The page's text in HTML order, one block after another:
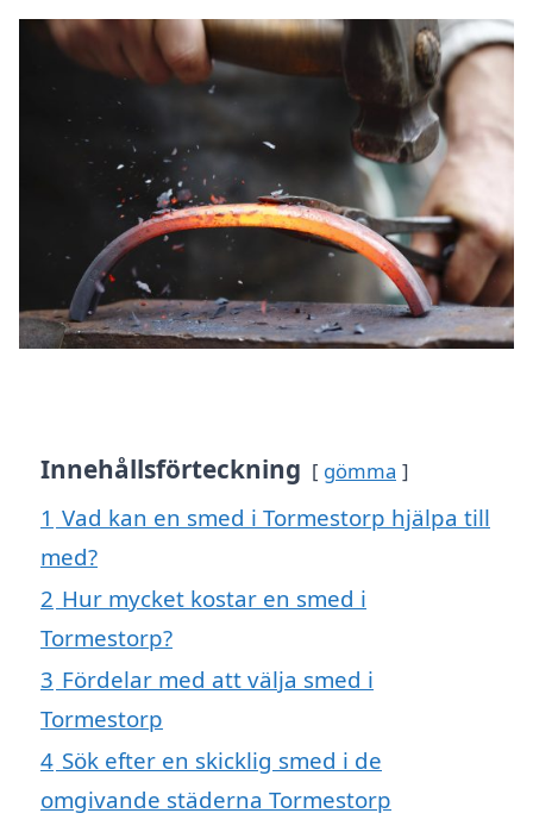
Innehållsförteckning gömma
1 Vad kan en smed i Tormestorp hjälpa till
med?
2 Hur mycket kostar en smed i
Tormestorp?
3 Fördelar med att välja smed i
Tormestorp
4 Sök efter en skicklig smed i de
omgivande städerna Tormestorp